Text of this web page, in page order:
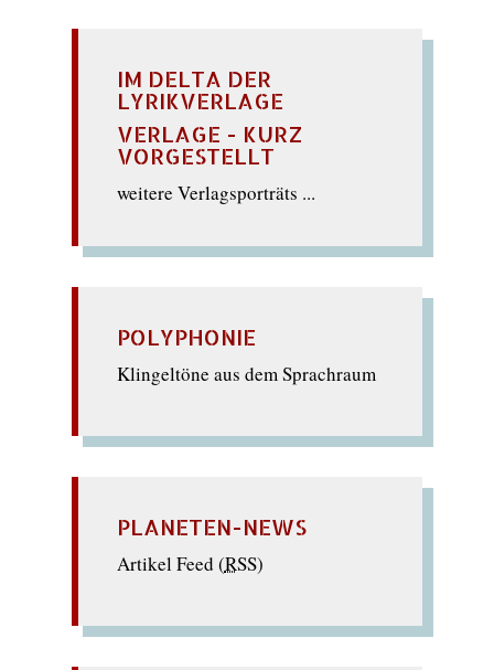
IM DELTA DER
LYRIKVERLAGE
VERLAGE - KURZ
VORGESTELLT
weitere Verlagsporträts ...
POLYPHONIE
Klingeltöne aus dem Sprachraum
PLANETEN-NEWS
Artikel Feed (RSS)